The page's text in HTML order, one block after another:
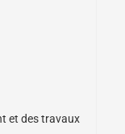
et des travaux